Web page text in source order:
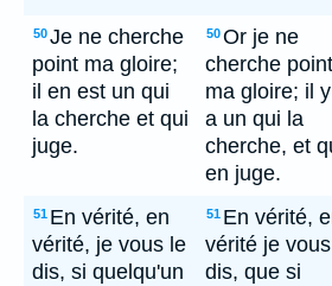
50Je ne cherche
point ma gloire;
il en est un qui
la cherche et qui
juge.
50Or je ne
cherche point
ma gloire; il
a un qui la
cherche, et
en juge.
51 En vérité, en
vérité, je vous le
dis, si quelqu'un
51 En vérité,
vérité je vous
dis, que si